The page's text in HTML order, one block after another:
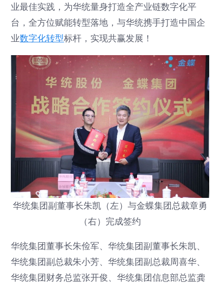
业最佳实践，为华统量身打造全产业链数字化平
台，全方位赋能转型落地，与华统携手打造中国企
业数字化转型标杆，实现共赢发展！
华统集团副董事长朱凯（左）与金蝶集团总裁章勇
（右）完成签约
华统集团董事长朱俭军、华统集团副董事长朱凯、
华统集团副总裁朱小芳、华统集团副总裁周喜华、
华统集团财务总监张开俊、华统集团信息部总监龚